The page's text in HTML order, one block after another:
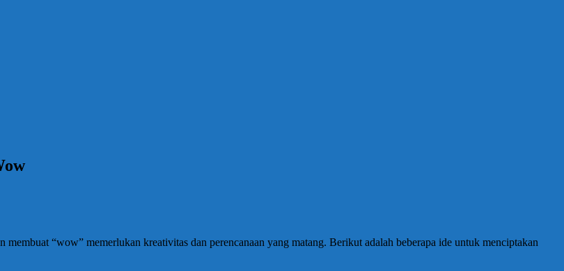
“wow” memerlukan kreativitas dan perencanaan yang matang. Berikut adalah beberapa ide untuk menciptakan